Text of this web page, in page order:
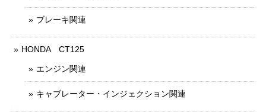
ブレーキ関連
HONDA CT125
エンジン関連
キャブレーター・インジェクション関連